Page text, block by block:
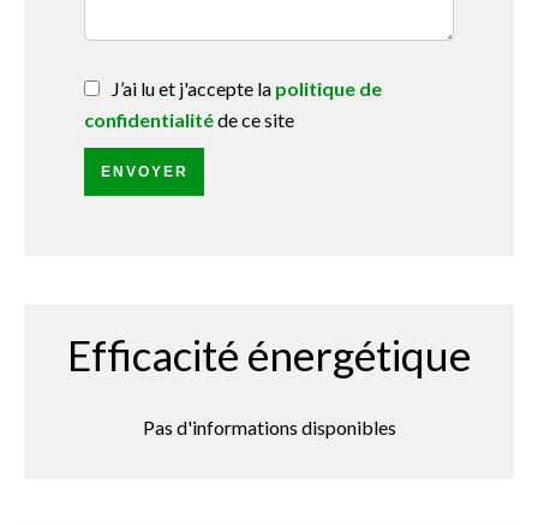
J’ai lu et j'accepte la politique de
confidentialitéde ce site
ENVOYER
Efficacité énergétique
Pas d'informations disponibles